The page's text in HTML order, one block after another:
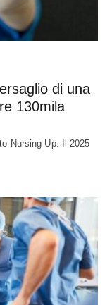
di una
130mila
Nursing Up. Il 2025